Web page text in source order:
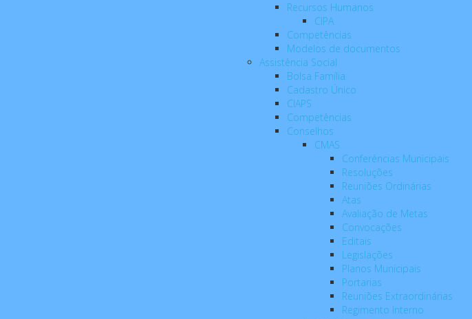
Recursos Humanos
CIPA
Competências
Modelos de documentos
Assistência Social
Bolsa Família
Cadastro Único
CIAPS
Competências
Conselhos
CMAS
Conferências Municipais
Resoluções
Reuniões Ordinárias
Atas
Avaliação de Metas
Convocações
Editais
Legislações
Planos Municipais
Portarias
Reuniões Extraordinárias
Regimento Interno